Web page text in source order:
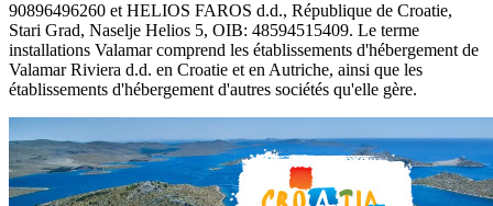
90896496260 et HELIOS FAROS d.d., République de Croatie,
Stari Grad, Naselje Helios 5, OIB: 48594515409. Le terme
installations Valamar comprend les établissements d'hébergement de
Valamar Riviera d.d. en Croatie et en Autriche, ainsi que les
établissements d'hébergement d'autres sociétés qu'elle gère.